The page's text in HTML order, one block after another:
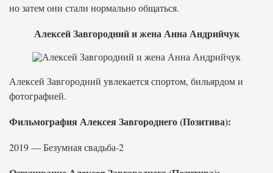
но затем они стали нормально общаться.
Алексей Завгородний и жена Анна Андрийчук
Алексей Завгородний увлекается спортом, бильярдом и
фотографией.
Фильмография Алексея Завгороднего (Позитива):
2019 — Безумная свадьба-2